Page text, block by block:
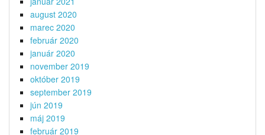
august 2020
marec 2020
február 2020
január 2020
november 2019
október 2019
september 2019
jún 2019
máj 2019
február 2019